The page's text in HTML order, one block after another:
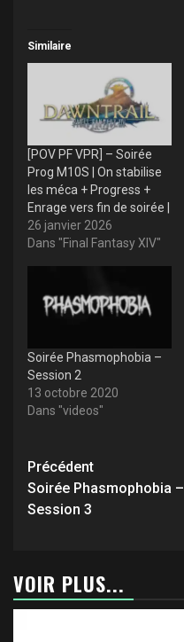
Similaire
[POV PF VPR] – Soirée
Prog M10S | On stabilise
les méca + Progress +
Enrage vers fin de soirée |
26 janvier 2026
Dans "Final Fantasy XIV"
Soirée Phasmophobia –
Session 2
13 octobre 2020
Dans "videos"
Navigation
d’article
Précédent
Soirée Phasmophobia –
Session 3
VOIR PLUS...